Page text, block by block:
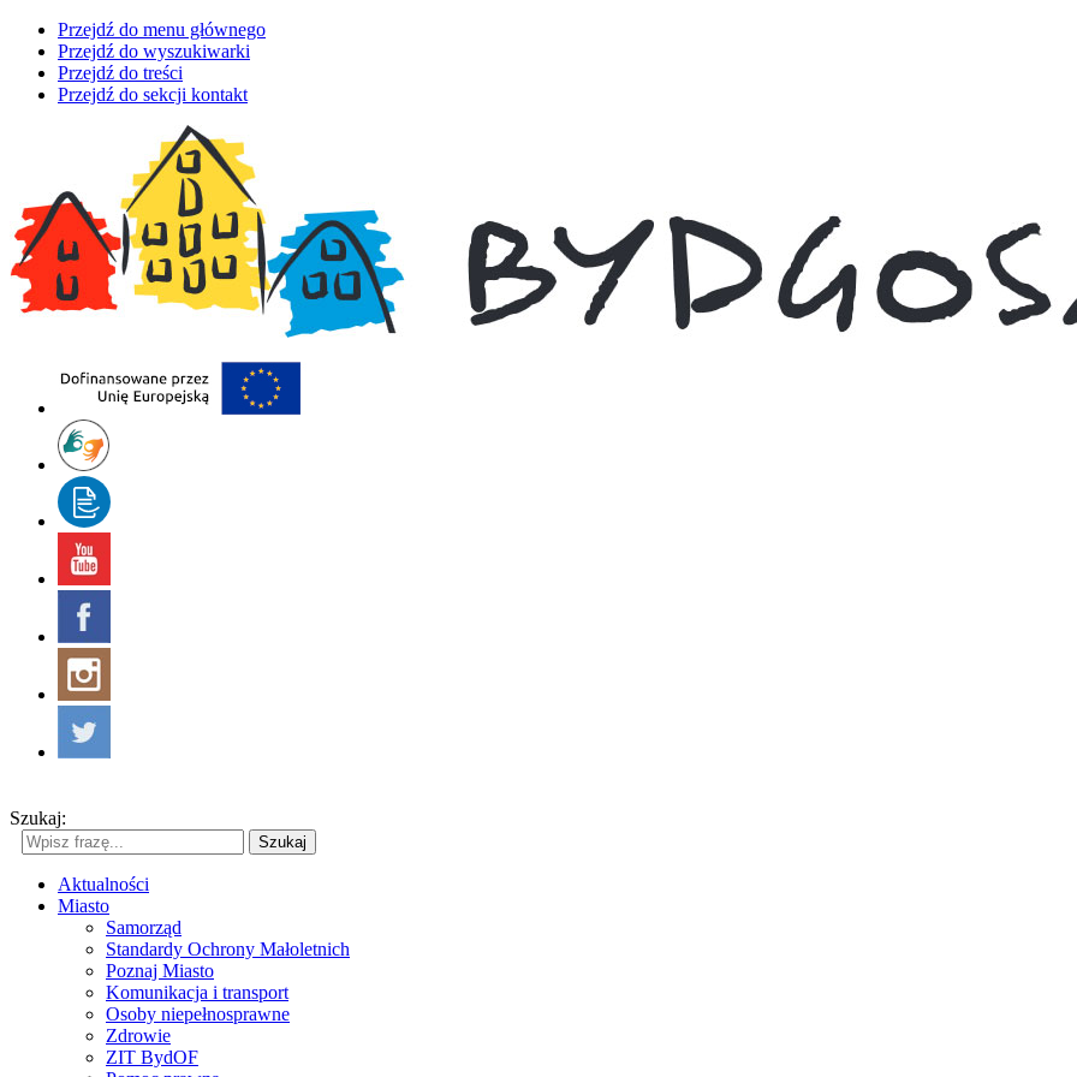
Przejdź do menu głównego
Przejdź do wyszukiwarki
Przejdź do treści
Przejdź do sekcji kontakt
Szukaj:
Szukaj
Aktualności
Miasto
Samorząd
Standardy Ochrony Małoletnich
Poznaj Miasto
Komunikacja i transport
Osoby niepełnosprawne
Zdrowie
ZIT BydOF